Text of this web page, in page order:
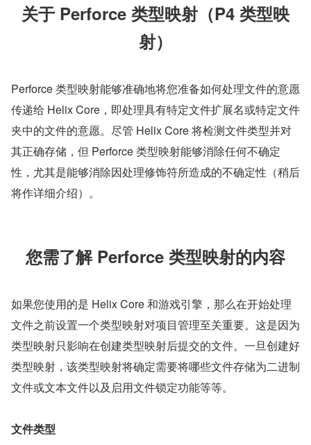
关于 Perforce 类型映射（P4 类型映
射）
Perforce 类型映射能够准确地将您准备如何处理文件的意愿
传递给 Helix Core，即处理具有特定文件扩展名或特定文件
夹中的文件的意愿。尽管 Helix Core 将检测文件类型并对
其正确存储，但 Perforce 类型映射能够消除任何不确定
性，尤其是能够消除因处理修饰符所造成的不确定性（稍后
将作详细介绍）。
您需了解 Perforce 类型映射的内容
如果您使用的是 Helix Core 和游戏引擎，那么在开始处理
文件之前设置一个类型映射对项目管理至关重要。这是因为
类型映射只影响在创建类型映射后提交的文件。一旦创建好
类型映射，该类型映射将确定需要将哪些文件存储为二进制
文件或文本文件以及启用文件锁定功能等等。
文件类型